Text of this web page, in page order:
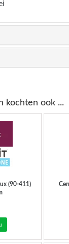
kochten ook ...
(90-411)